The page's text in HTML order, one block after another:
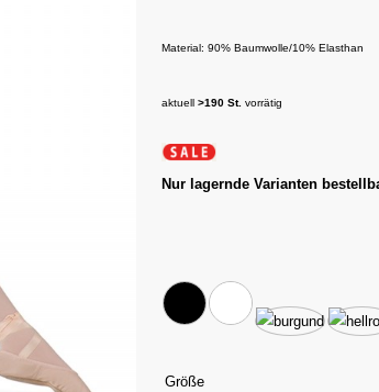
Material: 90% Baumwolle/10% Elasthan
aktuell >190 St. vorrätig
Nur lagernde Varianten
Größe